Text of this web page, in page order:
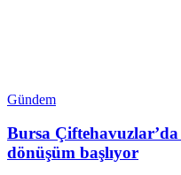
Gündem
Bursa
dönüşüm başlıyor